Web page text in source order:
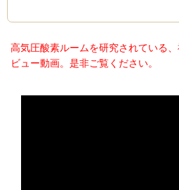
高気圧酸素ルームを研究されている
ビュー動画。是非ご覧ください。